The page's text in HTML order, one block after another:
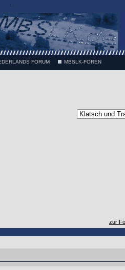
FORUM MBSLK-FOREN
zur